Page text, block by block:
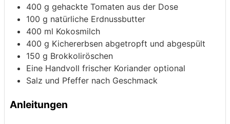
400 g gehackte Tomaten aus der Dose
100 g natürliche Erdnussbutter
400 ml Kokosmilch
400 g Kichererbsen abgetropft und abgespült
150 g Brokkoliröschen
Eine Handvoll frischer Koriander optional
Salz und Pfeffer nach Geschmack
Anleitungen